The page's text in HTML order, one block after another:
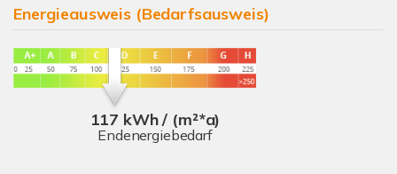
Energieausweis (Bedarfsausweis)
117 kWh / (m²*a)
Endenergiebedarf